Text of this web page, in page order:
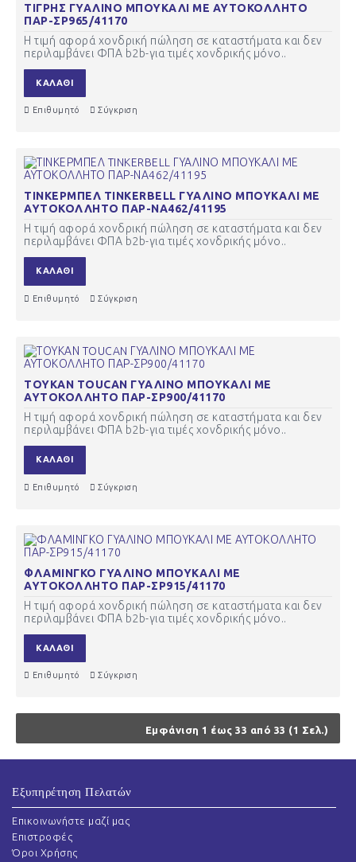
ΤΙΓΡΗΣ ΓΥΑΛΙΝΟ ΜΠΟΥΚΑΛΙ ΜΕ ΑΥΤΟΚΟΛΛΗΤΟ
ΠΑΡ-ΣΡ965/41170
Η τιμή αφορά χονδρική πώληση σε καταστήματα και δεν
περιλαμβάνει ΦΠΑ b2b-για τιμές χονδρικής μόνο..
ΚΑΛΆΘΙ
Επιθυμητό Σύγκριση
ΤΙΝΚΕΡΜΠΕΛ TINKERBELL ΓΥΑΛΙΝΟ ΜΠΟΥΚΑΛΙ ΜΕ
ΑΥΤΟΚΟΛΛΗΤΟ ΠΑΡ-ΝΑ462/41195
Η τιμή αφορά χονδρική πώληση σε καταστήματα και δεν
περιλαμβάνει ΦΠΑ b2b-για τιμές χονδρικής μόνο..
ΚΑΛΆΘΙ
Επιθυμητό Σύγκριση
ΤΟΥΚΑΝ TOUCAN ΓΥΑΛΙΝΟ ΜΠΟΥΚΑΛΙ ΜΕ
ΑΥΤΟΚΟΛΛΗΤΟ ΠΑΡ-ΣΡ900/41170
Η τιμή αφορά χονδρική πώληση σε καταστήματα και δεν
περιλαμβάνει ΦΠΑ b2b-για τιμές χονδρικής μόνο..
ΚΑΛΆΘΙ
Επιθυμητό Σύγκριση
ΦΛΑΜΙΝΓΚΟ ΓΥΑΛΙΝΟ ΜΠΟΥΚΑΛΙ ΜΕ
ΑΥΤΟΚΟΛΛΗΤΟ ΠΑΡ-ΣΡ915/41170
Η τιμή αφορά χονδρική πώληση σε καταστήματα και δεν
περιλαμβάνει ΦΠΑ b2b-για τιμές χονδρικής μόνο..
ΚΑΛΆΘΙ
Επιθυμητό Σύγκριση
Εμφάνιση 1 έως 33 από 33 (1 Σελ.)
Εξυπηρέτηση Πελατών
Επικοινωνήστε μαζί μας
Επιστροφές
Όροι Χρήσης